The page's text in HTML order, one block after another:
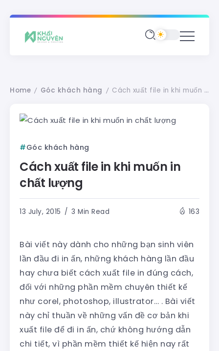
Home / Góc khách hàng / Cách xuất file in khi muốn in chất lượng
Góc khách hàng
Cách xuất file in khi muốn in
chất lượng
13 July, 2015 3 Min Read 163
Bài viết này dành cho những bạn sinh viên
lần đầu đi in ấn, những khách hàng lần đầu
hay chưa biết cách xuất file in đúng cách,
đối với những phần mềm chuyên thiết kế
như corel, photoshop, illustrator… . Bài viết
này chỉ thuần về những vấn đề cơ bản khi
xuất file để đi in ấn, chứ không hướng dẫn
chi tiết, vì phần mềm thiết kế hiện nay rất